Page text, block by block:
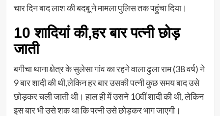
चार दिन बाद लाश की बदबू ने मामला पुलिस तक पहुंचा दिया।
10 शादियां की,हर बार पत्नी छोड़
जाती
बगीचा थाना क्षेत्र के सुलेसा गांव का रहने वाला ढुला राम (38 वर्ष) ने
9 बार शादी की थी,लेकिन हर बार उसकी पत्नी कुछ समय बाद उसे
छोड़कर चली जाती थी। हाल ही में उसने 10वीं शादी की थी, लेकिन
इस बार भी उसे शक था कि पत्नी उसे छोड़कर भाग जाएगी।